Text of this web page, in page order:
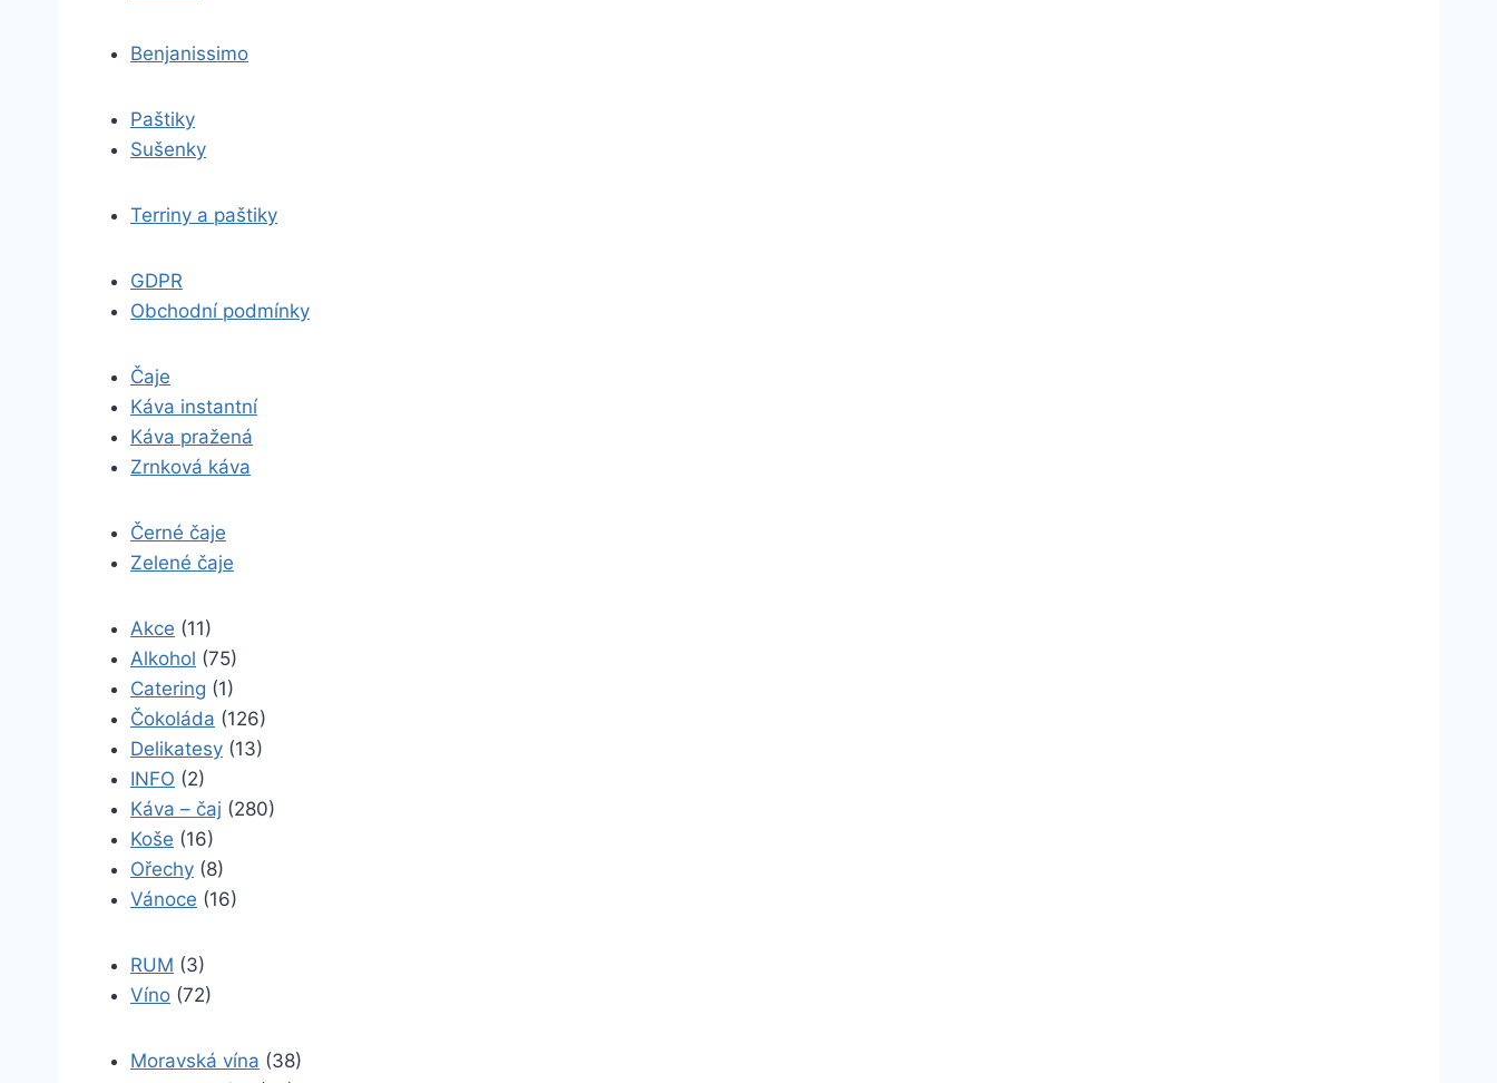
Benjanissimo
Paštiky
Sušenky
Terriny a paštiky
GDPR
Obchodní podmínky
Čaje
Káva instantní
Káva pražená
Zrnková káva
Černé čaje
Zelené čaje
Akce (11)
Alkohol (75)
Catering (1)
Čokoláda (126)
Delikatesy (13)
INFO (2)
Káva – čaj (280)
Koše (16)
Ořechy (8)
Vánoce (16)
RUM (3)
Víno (72)
Moravská vína (38)